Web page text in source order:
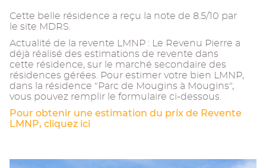
Cette belle résidence a reçu la note de 8.5/10 par
le site MDRS.
Actualité de la revente LMNP : Le Revenu Pierre a
déjà réalisé des estimations de revente dans
cette résidence, sur le marché secondaire des
résidences gérées. Pour estimer votre bien LMNP,
dans la résidence "Parc de Mougins à Mougins",
vous pouvez remplir le formulaire ci-dessous.
Pour obtenir une estimation du prix de Revente
LMNP, cliquez ici